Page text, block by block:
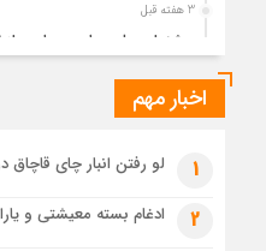
3 هفته قبل
جشنواره ملی چای، حمایت از
4 هفته قبل
4 هفته قبل
رئوف
اخبار مهم
1 لو رفتن انبار چای قاچاق
2 ادغام بسته معیشتی و